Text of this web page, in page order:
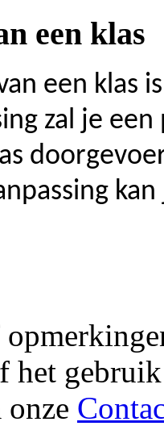
een klas
een klas
zal je
het
onze